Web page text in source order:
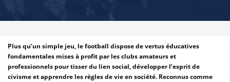
Plus qu’un simple jeu, le football dispose de vertus éducatives
fondamentales mises à profit par les clubs amateurs et
professionnels pour tisser du lien social, développer l’esprit de
civisme et apprendre les règles de vie en société. Reconnus comme